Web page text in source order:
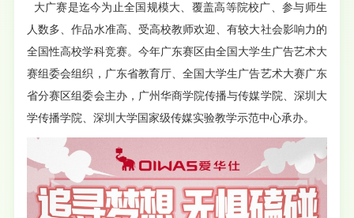
大广赛是迄今为止全国规模大、覆盖高等院校广、参与师生
人数多、作品水准高、受高校教师欢迎、有较大社会影响力的
全国性高校学科竞赛。今年广东赛区由全国大学生广告艺术大
赛组委会组织，广东省教育厅、全国大学生广告艺术大赛广东
省分赛区组委会主办，广州华商学院传播与传媒学院、深圳大
学传播学院、深圳大学国家级传媒实验教学示范中心承办。